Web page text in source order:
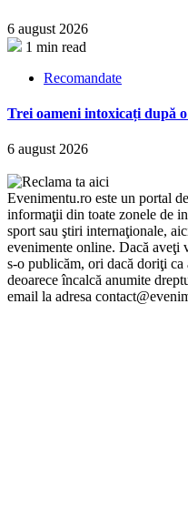
6 august 2026
1 min read
Recomandate
Trei oameni intoxicați după
6 august 2026
Evenimentu.ro este un portal
informaţii din toate zonele de
sport sau ştiri internaţionale,
evenimente online. Dacă aveţi
s-o publicăm, ori dacă doriţi ca
deoarece încalcă anumite
email la adresa